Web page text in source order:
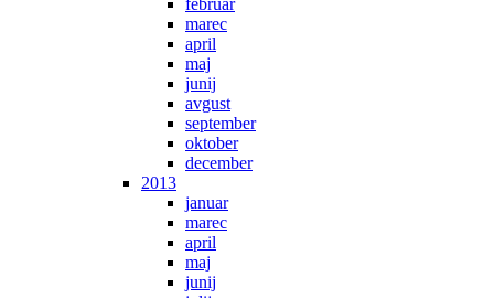
februar
marec
april
maj
junij
avgust
september
oktober
december
2013
januar
marec
april
maj
junij